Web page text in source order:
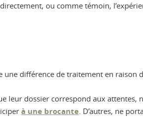
ou comme témoin,
différence de traitement en raison
dossier correspond aux attentes,
à une brocante. D’autres, ne